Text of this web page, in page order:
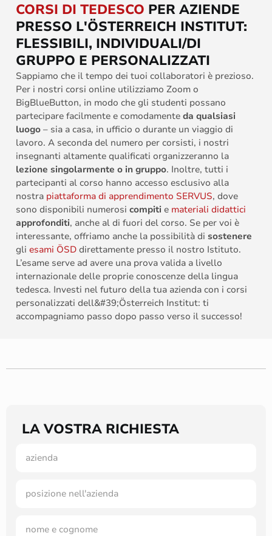
CORSI DI TEDESCO PER AZIENDE
PRESSO L'ÖSTERREICH INSTITUT:
FLESSIBILI, INDIVIDUALI/DI
GRUPPO E PERSONALIZZATI
Sappiamo che il tempo dei tuoi collaboratori è prezioso.
Per i nostri corsi online utilizziamo Zoom o
BigBlueButton, in modo che gli studenti possano
partecipare facilmente e comodamente da qualsiasi
luogo – sia a casa, in ufficio o durante un viaggio di
lavoro. A seconda del numero per corsisti, i nostri
insegnanti altamente qualificati organizzeranno la
lezione singolarmente o in gruppo. Inoltre, tutti i
partecipanti al corso hanno accesso esclusivo alla
nostra piattaforma di apprendimento SERVUS, dove
sono disponibili numerosi compiti e materiali didattici
approfonditi, anche al di fuori del corso. Se per voi è
interessante, offriamo anche la possibilità di sostenere
gli esami ÖSD direttamente presso il nostro Istituto.
L’esame serve ad avere una prova valida a livello
internazionale delle proprie conoscenze della lingua
tedesca. Investi nel futuro della tua azienda con i corsi
personalizzati dell&#39;Österreich Institut: ti
accompagniamo passo dopo passo verso il successo!
LA VOSTRA RICHIESTA